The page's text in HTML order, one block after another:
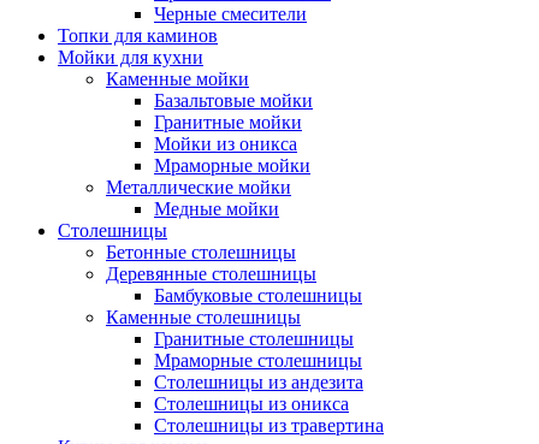
Черные смесители
Топки для каминов
Мойки для кухни
Каменные мойки
Базальтовые мойки
Гранитные мойки
Мойки из оникса
Мраморные мойки
Металлические мойки
Медные мойки
Столешницы
Бетонные столешницы
Деревянные столешницы
Бамбуковые столешницы
Каменные столешницы
Гранитные столешницы
Мраморные столешницы
Столешницы из андезита
Столешницы из оникса
Столешницы из травертина